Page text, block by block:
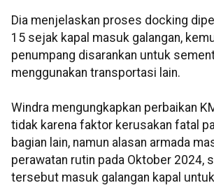
Dia menjelaskan proses docking
15 sejak kapal masuk galangan,
penumpang disarankan untuk
menggunakan transportasi lain.
Windra mengungkapkan perbaikan
tidak karena faktor kerusakan fatal
bagian lain, namun alasan armada
perawatan rutin pada Oktober 2024,
tersebut masuk galangan kapal